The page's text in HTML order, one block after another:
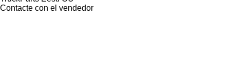
Contacte con el vendedor